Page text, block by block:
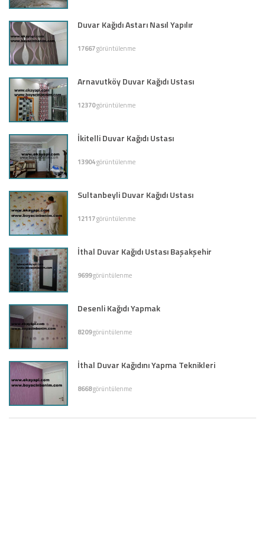
Duvar Kağıdı Astarı Nasıl Yapılır
17667görüntülenme
Arnavutköy Duvar Kağıdı Ustası
12370görüntülenme
İkitelli Duvar Kağıdı Ustası
13904görüntülenme
Sultanbeyli Duvar Kağıdı Ustası
12117görüntülenme
İthal Duvar Kağıdı Ustası Başakşehir
9699görüntülenme
Desenli Kağıdı Yapmak
8209görüntülenme
İthal Duvar Kağıdını Yapma Teknikleri
8668görüntülenme